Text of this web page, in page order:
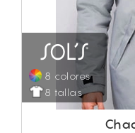
8 colores
8 tallas